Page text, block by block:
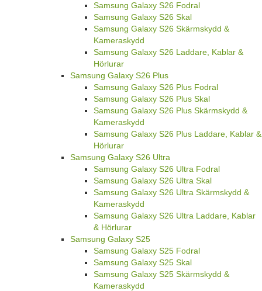
Samsung Galaxy S26 Fodral
Samsung Galaxy S26 Skal
Samsung Galaxy S26 Skärmskydd &
Kameraskydd
Samsung Galaxy S26 Laddare, Kablar &
Hörlurar
Samsung Galaxy S26 Plus
Samsung Galaxy S26 Plus Fodral
Samsung Galaxy S26 Plus Skal
Samsung Galaxy S26 Plus Skärmskydd &
Kameraskydd
Samsung Galaxy S26 Plus Laddare, Kablar &
Hörlurar
Samsung Galaxy S26 Ultra
Samsung Galaxy S26 Ultra Fodral
Samsung Galaxy S26 Ultra Skal
Samsung Galaxy S26 Ultra Skärmskydd &
Kameraskydd
Samsung Galaxy S26 Ultra Laddare, Kablar
& Hörlurar
Samsung Galaxy S25
Samsung Galaxy S25 Fodral
Samsung Galaxy S25 Skal
Samsung Galaxy S25 Skärmskydd &
Kameraskydd